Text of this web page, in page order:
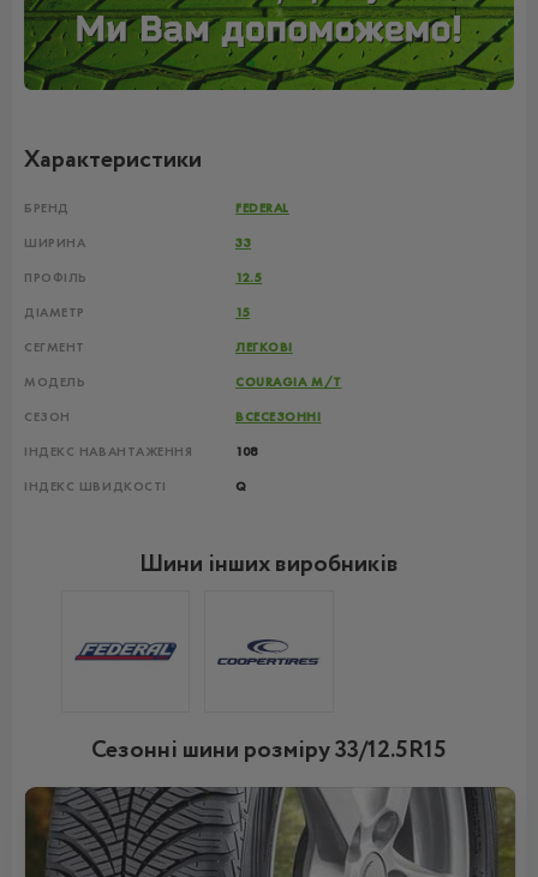
Характеристики
БРЕНД FEDERAL
ШИРИНА 33
ПРОФІЛЬ 12.5
ДІАМЕТР 15
СЕГМЕНТ ЛЕГКОВІ
МОДЕЛЬ COURAGIA M/T
СЕЗОН ВСЕСЕЗОННІ
ІНДЕКС НАВАНТАЖЕННЯ 108
ІНДЕКС ШВИДКОСТІ Q
Шини інших виробників
Сезонні шини розміру 33/12.5R15